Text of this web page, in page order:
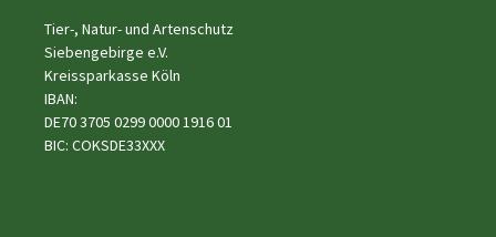
Tier-, Natur- und Artenschutz
Siebengebirge e.V.
Kreissparkasse Köln
IBAN:
DE70 3705 0299 0000 1916 01
BIC: COKSDE33XXX